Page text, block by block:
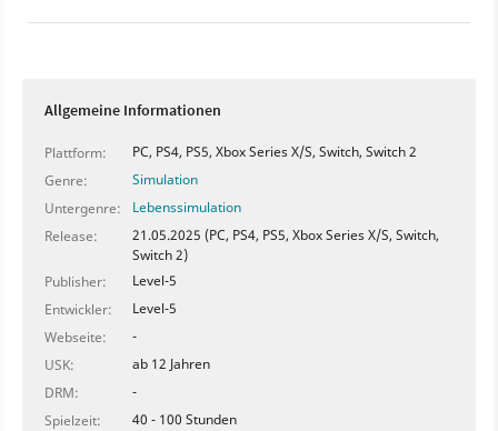
Allgemeine Informationen
Plattform:
PC, PS4, PS5, Xbox Series X/S, Switch, Switch 2
Genre:
Simulation
Untergenre:
Lebenssimulation
Release:
21.05.2025 (PC, PS4, PS5, Xbox Series X/S, Switch,
Switch 2)
Publisher:
Level-5
Entwickler:
Level-5
Webseite:
-
USK:
ab 12 Jahren
DRM:
-
Spielzeit:
40 - 100 Stunden